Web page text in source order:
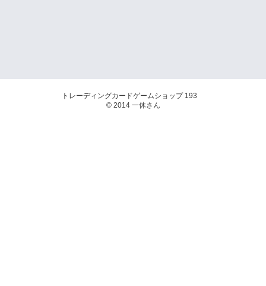
トレーディングカードゲームショップ 193
© 2014 一休さん